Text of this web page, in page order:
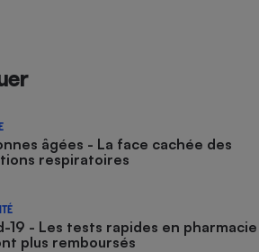
âgées - La face cachée des
respiratoires
19 - Les tests rapides en pharmacie
plus remboursés